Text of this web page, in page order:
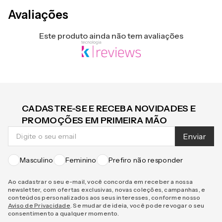
Avaliações
Este produto ainda não tem avaliações
CADASTRE-SE E RECEBA NOVIDADES E
PROMOÇÕES EM PRIMEIRA MÃO
Enviar
Masculino Feminino Prefiro não responder
Ao cadastrar o seu e-mail, você concorda em receber a nossa
newsletter, com ofertas exclusivas, novas coleções, campanhas, e
conteúdos personalizados aos seus interesses, conforme nosso
Aviso de Privacidade . Se mudar de ideia, você pode revogar o seu
consentimento a qualquer momento.